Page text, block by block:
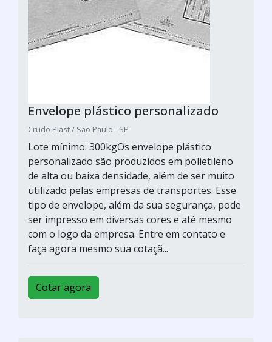
Envelope plástico personalizado
Crudo Plast / São Paulo - SP
Lote mínimo: 300kgOs envelope plástico
personalizado são produzidos em polietileno
de alta ou baixa densidade, além de ser muito
utilizado pelas empresas de transportes. Esse
tipo de envelope, além da sua segurança, pode
ser impresso em diversas cores e até mesmo
com o logo da empresa. Entre em contato e
faça agora mesmo sua cotaçã...
Cotar agora